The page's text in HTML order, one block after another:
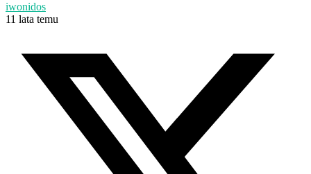
iwonidos
11 lata temu